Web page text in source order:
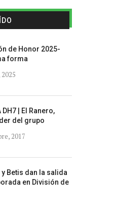
de Honor 2025-
forma
DH7 | El Ranero,
del grupo
2017
y Betis dan la salida
en División de